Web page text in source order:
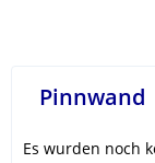
Pinnwand
Es wurden noch